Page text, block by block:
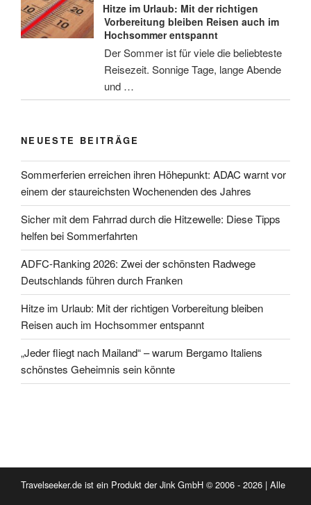
Hitze im Urlaub: Mit der richtigen
Vorbereitung bleiben Reisen auch im
Hochsommer entspannt
Der Sommer ist für viele die beliebteste
Reisezeit. Sonnige Tage, lange Abende
und …
NEUESTE BEITRÄGE
Sommerferien erreichen ihren Höhepunkt: ADAC warnt vor
einem der staureichsten Wochenenden des Jahres
Sicher mit dem Fahrrad durch die Hitzewelle: Diese Tipps
helfen bei Sommerfahrten
ADFC-Ranking 2026: Zwei der schönsten Radwege
Deutschlands führen durch Franken
Hitze im Urlaub: Mit der richtigen Vorbereitung bleiben
Reisen auch im Hochsommer entspannt
„Jeder fliegt nach Mailand“ – warum Bergamo Italiens
schönstes Geheimnis sein könnte
Travelseeker.de ist ein Produkt der Jink GmbH © 2006 - 2026 | Alle